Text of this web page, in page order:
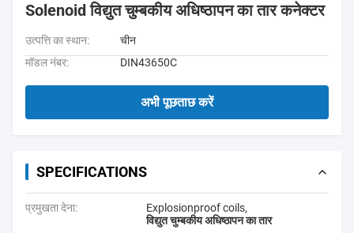
Solenoid विद्युत चुम्बकीय अधिष्ठापन का तार कनेक्टर
उत्पत्ति का स्थान:
चीन
मॉडल नंबर:
DIN43650C
अभी पूछताछ करें
SPECIFICATIONS
प्रमुखता देना: Explosionproof coils,
विद्युत चुम्बकीय अधिष्ठापन का तार